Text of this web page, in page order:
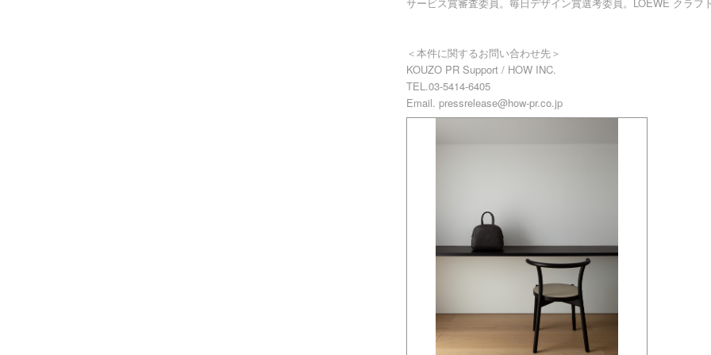
＜本件に関するお問い合わせ先＞
KOUZO PR Support / HOW INC.
TEL.03-5414-6405
Email. pressrelease@how-pr.co.jp